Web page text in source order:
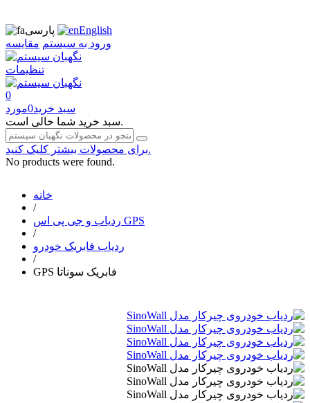
پارسی
English
ورود به سیستم مقایسه
تنظیمات
0
سبد خرید0مورد
سبد خرید شما خالی است.
برای محصولات بیشتر کلیک کنید.
No products were found.
خانه
/
ردیاب و جی پی اس GPS
/
ردیاب فابریک خودرو
/
GPS فابریک سوناتا